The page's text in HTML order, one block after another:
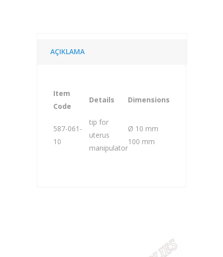
AÇIKLAMA
Item
Code
Details Dimensions
587-061-
10
tip for
uterus
manipulator
Ø 10 mm
100 mm